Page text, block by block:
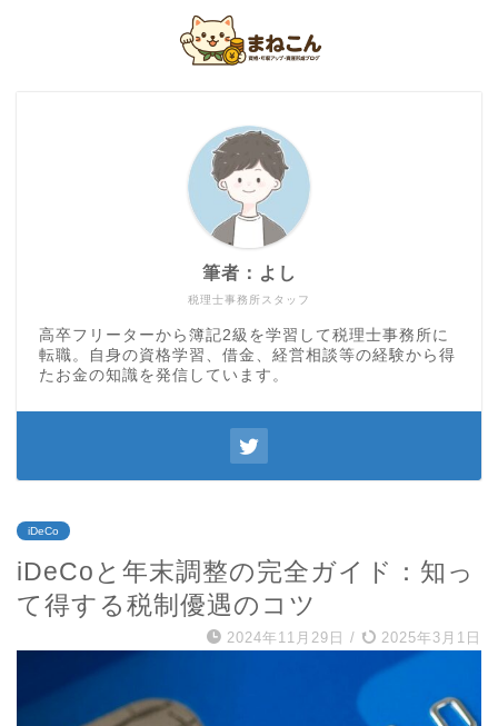
税理士事務所スタッフ
筆者：よし
高卒フリーターから簿記2級を学習して税理士事務所に
転職。自身の資格学習、借金、経営相談等の経験から得
たお金の知識を発信しています。
iDeCo
iDeCoと年末調整の完全ガイド：知っ
て得する税制優遇のコツ
2024年11月29日 / 2025年3月1日